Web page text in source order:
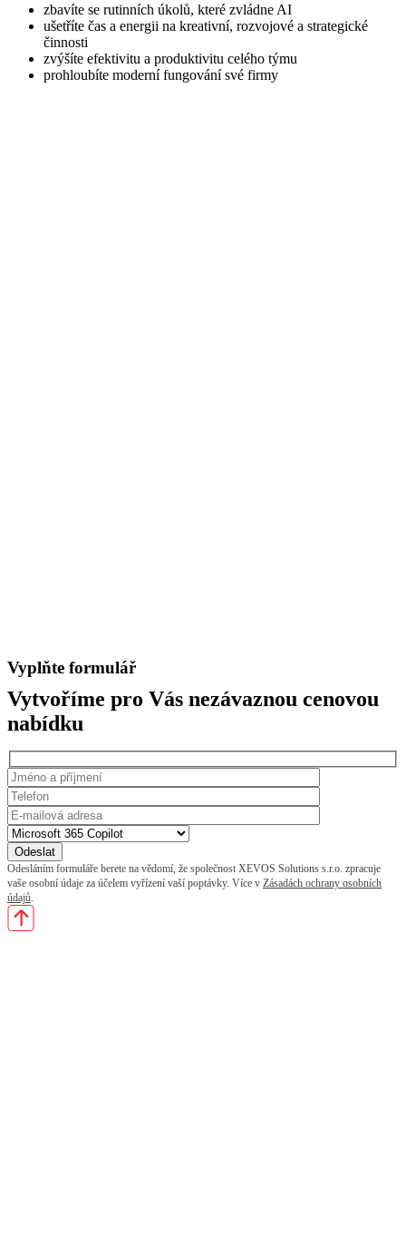
zbavíte se rutinních úkolů, které zvládne AI
ušetříte čas a energii na kreativní, rozvojové a strategické
činnosti
zvýšíte efektivitu a produktivitu celého týmu
prohloubíte moderní fungování své firmy
Vyplňte formulář
Vytvoříme pro Vás nezávaznou cenovou
nabídku
Odesláním formuláře berete na vědomí, že společnost XEVOS Solutions s.r.o. zpracuje
vaše osobní údaje za účelem vyřízení vaší poptávky. Více v Zásadách ochrany osobních
údajů.